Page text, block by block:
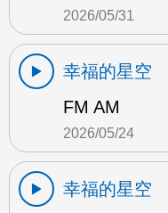
2026/05/31
幸福的星空
FM AM
2026/05/24
幸福的星空